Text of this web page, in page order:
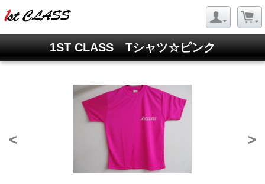
1ST CLASS Tシャツ☆ピンク
< >